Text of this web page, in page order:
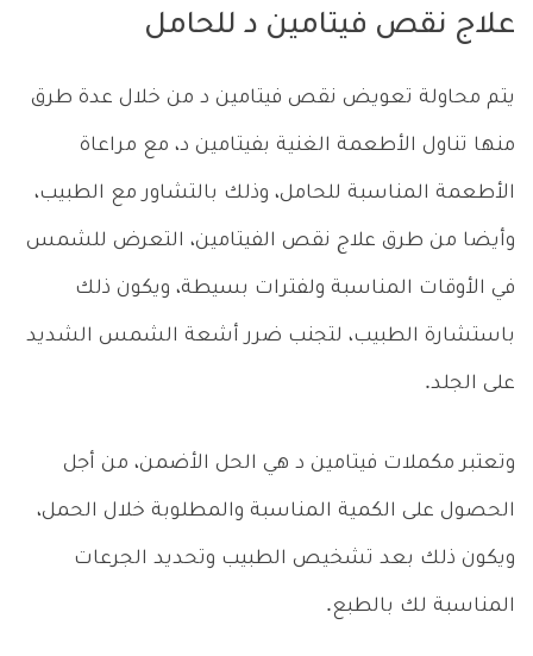
علاج نقص فيتامين د للحامل
يتم محاولة تعويض نقص فيتامين د من خلال عدة طرق
منها تناول الأطعمة الغنية بفيتامين د، مع مراعاة
الأطعمة المناسبة للحامل، وذلك بالتشاور مع الطبيب،
وأيضا من طرق علاج نقص الفيتامين، التعرض للشمس
في الأوقات المناسبة ولفترات بسيطة، ويكون ذلك
باستشارة الطبيب، لتجنب ضرر أشعة الشمس الشديد
على الجلد.
وتعتبر مكملات فيتامين د هي الحل الأضمن، من أجل
الحصول على الكمية المناسبة والمطلوبة خلال الحمل،
ويكون ذلك بعد تشخيص الطبيب وتحديد الجرعات
المناسبة لك بالطبع.